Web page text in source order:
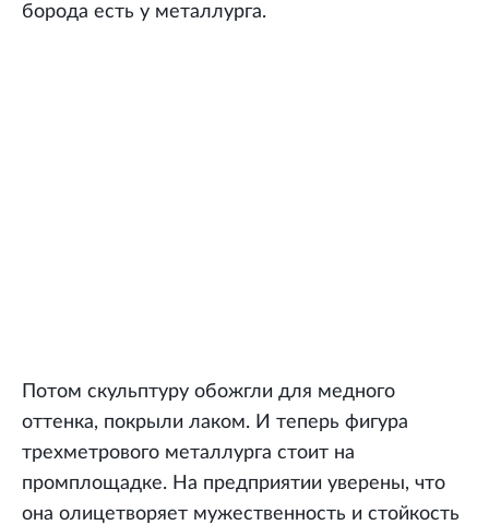
борода есть у металлурга.
Потом скульптуру обожгли для медного
оттенка, покрыли лаком. И теперь фигура
трехметрового металлурга стоит на
промплощадке. На предприятии уверены, что
она олицетворяет мужественность и стойкость